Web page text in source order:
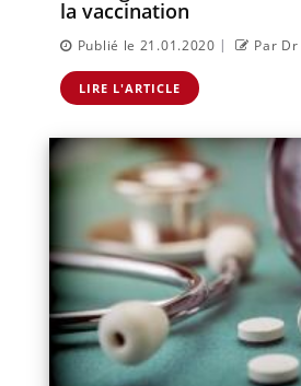
la vaccination
Publié le 21.01.2020 | Par
LIRE L'ARTICLE